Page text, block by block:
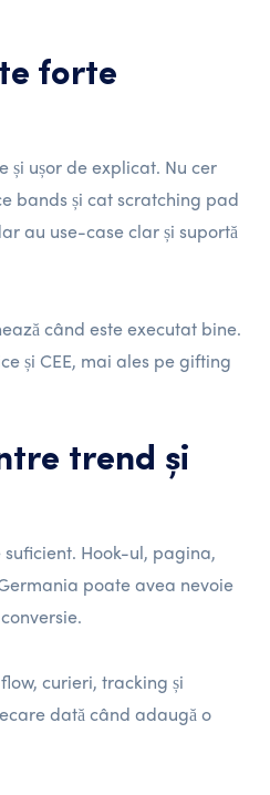
forte
și ușor de explicat. Nu cer
bands și cat scratching pad
au use-case clar și suportă
când este executat bine.
și CEE, mai ales pe gifting
trend și
Hook-ul, pagina,
poate avea nevoie
curieri, tracking și
dată când adaugă o